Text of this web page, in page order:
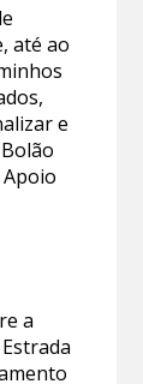
até ao
e
a